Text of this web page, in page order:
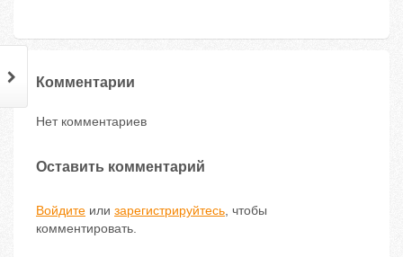
Комментарии
Нет комментариев
Оставить комментарий
Войдите или зарегистрируйтесь, чтобы
комментировать.